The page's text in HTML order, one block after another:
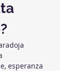
esperanza